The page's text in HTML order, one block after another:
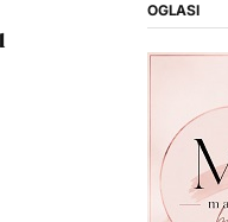
OGLASI